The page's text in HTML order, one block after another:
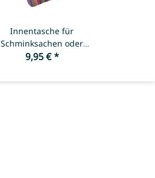
Innentasche für
Schminksachen oder
andere Utensilien - Rot
9,95 €*